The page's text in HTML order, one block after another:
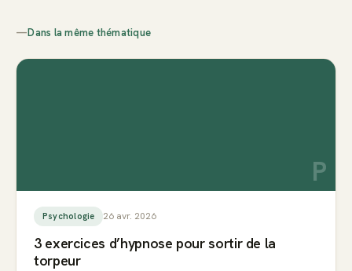
—Dans la même thématique
P
Psychologie 26 avr. 2026
3 exercices d’hypnose pour sortir de la
torpeur